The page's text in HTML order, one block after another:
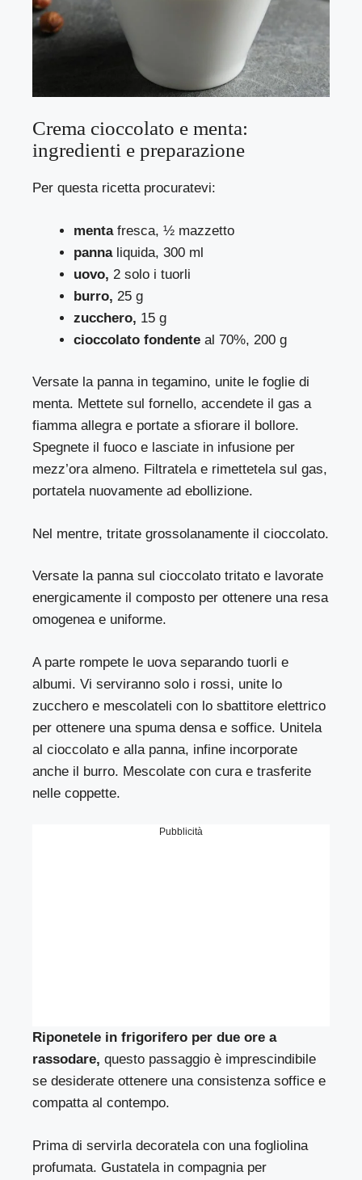
Crema cioccolato e menta:
ingredienti e preparazione
Per questa ricetta procuratevi:
mentafresca, ½ mazzetto
pannaliquida, 300 ml
uovo, 2 solo i tuorli
burro, 25 g
zucchero, 15 g
cioccolato fondente al 70%, 200 g
Versate la panna in tegamino, unite le foglie di
menta. Mettete sul fornello, accendete il gas a
fiamma allegra e portate a sfiorare il bollore.
Spegnete il fuoco e lasciate in infusione per
mezz’ora almeno. Filtratela e rimettetela sul gas,
portatela nuovamente ad ebollizione.
Nel mentre, tritate grossolanamente il cioccolato.
Versate la panna sul cioccolato tritato e lavorate
energicamente il composto per ottenere una resa
omogenea e uniforme.
A parte rompete le uova separando tuorli e
albumi. Vi serviranno solo i rossi, unite lo
zucchero e mescolateli con lo sbattitore elettrico
per ottenere una spuma densa e soffice. Unitela
al cioccolato e alla panna, infine incorporate
anche il burro. Mescolate con cura e trasferite
nelle coppette.
Pubblicità
Riponetele in frigorifero per due ore a
rassodare,questo passaggio è imprescindibile
se desiderate ottenere una consistenza soffice e
compatta al contempo.
Prima di servirla decoratela con una fogliolina
profumata. Gustatela in compagnia per